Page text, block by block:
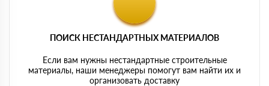
ПОИСК НЕСТАНДАРТНЫХ МАТЕРИАЛОВ
Если вам нужны нестандартные строительные
материалы, наши менеджеры помогут вам найти их и
организовать доставку